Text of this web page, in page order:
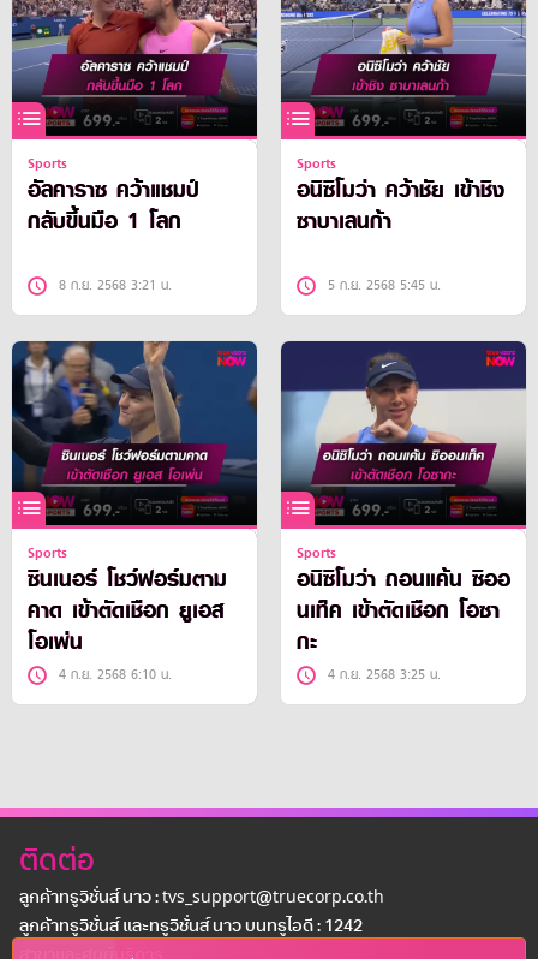
Sports
อัลคาราซ คว้าแชมป์
กลับขึ้นมือ 1 โลก
8 ก.ย. 2568 3:21 น.
Sports
อนิซิโมว่า คว้าชัย เข้าชิง
ซาบาเลนก้า
5 ก.ย. 2568 5:45 น.
Sports
ซินเนอร์ โชว์ฟอร์มตาม
คาด เข้าตัดเชือก ยูเอส
โอเพ่น
4 ก.ย. 2568 6:10 น.
Sports
อนิซิโมว่า ถอนแค้น ซิออ
นเท็ค เข้าตัดเชือก โอซา
กะ
4 ก.ย. 2568 3:25 น.
ติดต่อ
ลูกค้าทรูวิชั่นส์ นาว : tvs_support@truecorp.co.th
ลูกค้าทรูวิชั่นส์ และทรูวิชั่นส์ นาว บนทรูไอดี : 1242